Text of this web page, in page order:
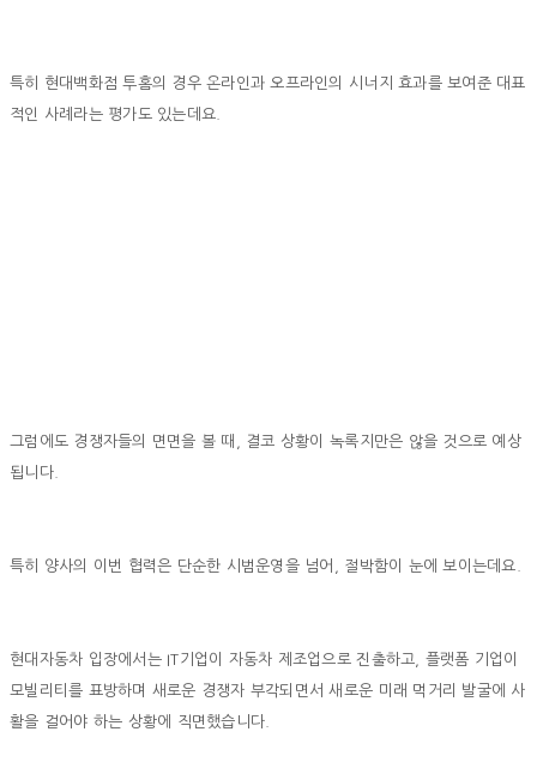
특히 현대백화점 투홈의 경우 온라인과 오프라인의 시너지 효과를 보여준 대표
적인 사례라는 평가도 있는데요.
그럼에도 경쟁자들의 면면을 볼 때, 결코 상황이 녹록지만은 않을 것으로 예상
됩니다.
특히 양사의 이번 협력은 단순한 시범운영을 넘어, 절박함이 눈에 보이는데요.
현대자동차 입장에서는 IT기업이 자동차 제조업으로 진출하고, 플랫폼 기업이
모빌리티를 표방하며 새로운 경쟁자 부각되면서 새로운 미래 먹거리 발굴에 사
활을 걸어야 하는 상황에 직면했습니다.